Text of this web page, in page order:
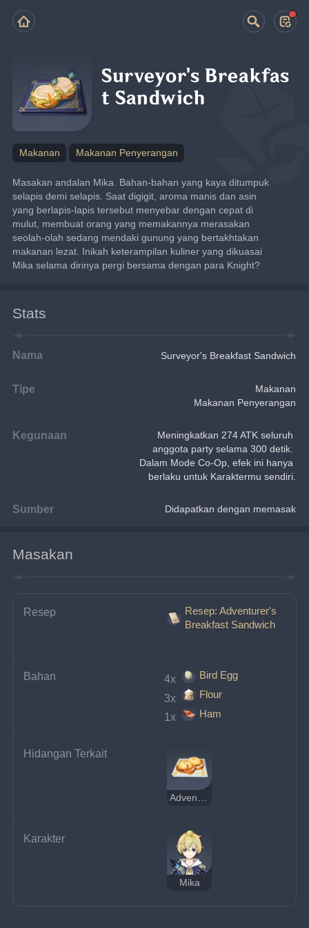
Surveyor's Breakfas
t Sandwich
Makanan Makanan Penyerangan
Masakan andalan Mika. Bahan-bahan yang kaya ditumpuk
selapis demi selapis. Saat digigit, aroma manis dan asin
yang berlapis-lapis tersebut menyebar dengan cepat di
mulut, membuat orang yang memakannya merasakan
seolah-olah sedang mendaki gunung yang bertakhtakan
makanan lezat. Inikah keterampilan kuliner yang dikuasai
Mika selama dirinya pergi bersama dengan para Knight?
Stats
Nama Surveyor's Breakfast Sandwich
Tipe
Makanan
Makanan Penyerangan
Kegunaan
Meningkatkan 274 ATK seluruh
anggota party selama 300 detik.
Dalam Mode Co-Op, efek ini hanya
berlaku untuk Karaktermu sendiri.
Sumber Didapatkan dengan memasak
Masakan
Resep
Resep: Adventurer's
Breakfast Sandwich
Bahan 4x
Bird Egg
3x
Flour
1x
Ham
Hidangan Terkait
Karakter
Mika